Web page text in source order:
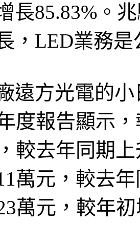
長85.83%。
，LED業務
遠方光電的
度報告顯示
較去年同期
萬元，較去
萬元，較年